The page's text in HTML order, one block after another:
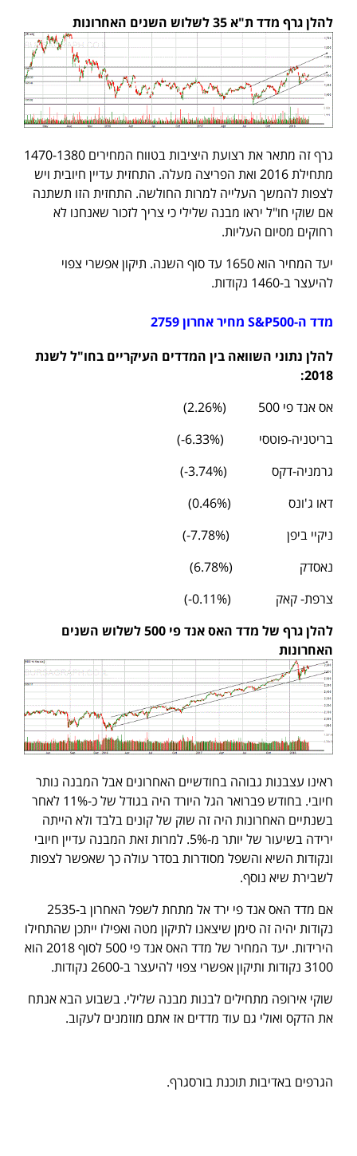
להלן גרף מדד ת"א 35 לשלוש השנים האחרונות
גרף זה מתאר את רצועת היציבות בטווח המחירים 1470-1380
מתחילת 2016 ואת הפריצה מעלה. התחזית עדיין חיובית ויש
לצפות להמשך העלייה למרות החולשה. התחזית הזו תשתנה
אם שוקי חו"ל יראו מבנה שלילי כי צריך לזכור שאנחנו לא
רחוקים מסיום העליות.
יעד המחיר הוא 1650 עד סוף השנה. תיקון אפשרי צפוי
להיעצר ב-1460 נקודות.
מדד ה-S&P500 מחיר אחרון 2759
להלן נתוני השוואה בין המדדים העיקריים בחו"ל לשנת
2018:
אס אנד פי 500 (2.26%)
בריטניה-פוטסי (6.33%-)
גרמניה-דקס (3.74%-)
דאו ג'ונס (0.46%)
ניקיי ביפן (7.78%-)
נאסדק (6.78%)
צרפת- קאק (0.11%-)
להלן גרף של מדד האס אנד פי 500 לשלוש השנים
האחרונות
ראינו עצבנות גבוהה בחודשיים האחרונים אבל המבנה נותר
חיובי. בחודש פברואר הגל היורד היה בגודל של כ-11% לאחר
בשנתיים האחרונות היה זה שוק של קונים בלבד ולא הייתה
ירידה בשיעור של יותר מ-5%. למרות זאת המבנה עדיין חיובי
ונקודות השיא והשפל מסודרות בסדר עולה כך שאפשר לצפות
לשבירת שיא נוסף.
אם מדד האס אנד פי ירד אל מתחת לשפל האחרון ב-2535
נקודות יהיה זה סימן שיצאנו לתיקון מטה ואפילו ייתכן שהתחילו
הירידות. יעד המחיר של מדד האס אנד פי 500 לסוף 2018 הוא
3100 נקודות ותיקון אפשרי צפוי להיעצר ב-2600 נקודות.
שוקי אירופה מתחילים לבנות מבנה שלילי. בשבוע הבא אנתח
את הדקס ואולי גם עוד מדדים אז אתם מוזמנים לעקוב.
הגרפים באדיבות תוכנת בורסגרף.